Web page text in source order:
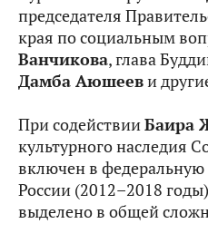
председателя
края по социальным
Ванчикова, глава
Дамба Аюшееви
При содействииБаира
культурного наследия
включен в федеральную
России (2012–2018
выделено в общей